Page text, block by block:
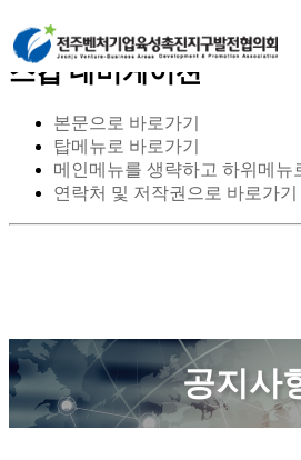
스킵 네비게이션
본문으로 바로가기
탑메뉴로 바로가기
메인메뉴를 생략하고 하위메뉴
연락처 및 저작권으로 바로가기
공지사